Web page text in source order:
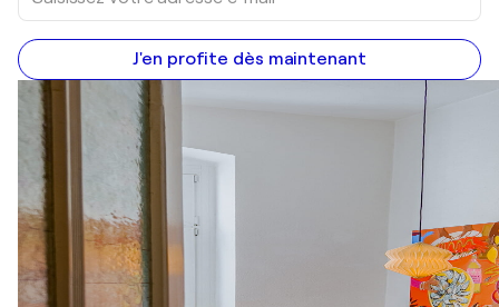
J'en profite dès maintenant